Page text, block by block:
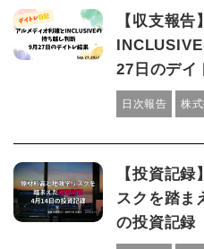
【収支報
27日のデイ
日次報告 株
【投資記
スクを踏ま
の投資記録